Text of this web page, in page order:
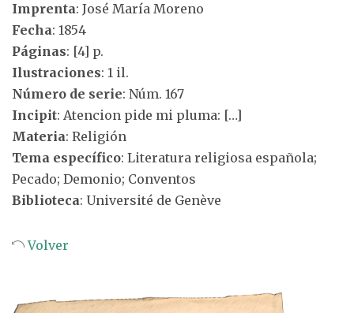
Imprenta: José María Moreno
Fecha: 1854
Páginas: [4] p.
Ilustraciones: 1 il.
Número de serie: Núm. 167
Incipit: Atencion pide mi pluma: […]
Materia: Religión
Tema específico: Literatura religiosa española;
Pecado; Demonio; Conventos
Biblioteca: Université de Genève
Volver